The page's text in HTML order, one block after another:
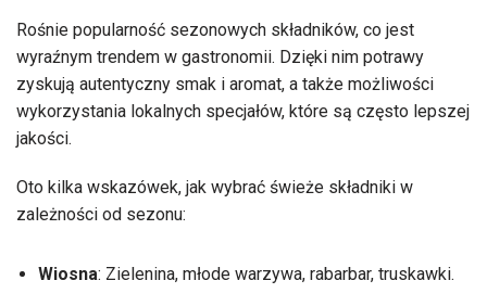
Rośnie popularność sezonowych składników, co jest
wyraźnym trendem w gastronomii. Dzięki nim potrawy
zyskują autentyczny smak i aromat, a także możliwości
wykorzystania lokalnych specjałów, które są często lepszej
jakości.
Oto kilka wskazówek, jak wybrać świeże składniki w
zależności od sezonu:
Wiosna: Zielenina, młode warzywa, rabarbar, truskawki.